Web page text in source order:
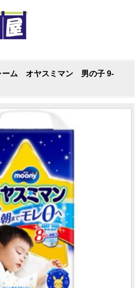
ーム オヤスミマン 男の子 9-